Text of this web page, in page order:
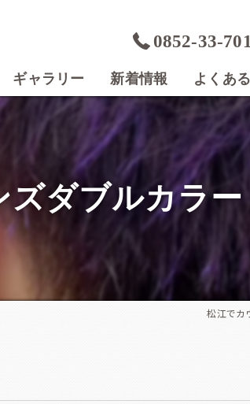
0852-33-
ギャラリー 新着情報 よくあ
ズダブルカラー
松江でカ